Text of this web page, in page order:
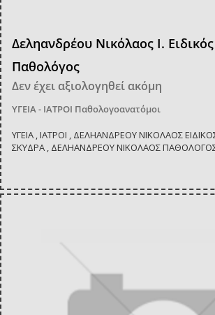
Δεληανδρέου Νικόλαος Ι. Ειδικός
Παθολόγος
Δεν έχει αξιολογηθεί ακόμη
ΥΓΕΙΑ - ΙΑΤΡΟΙ Παθολογοανατόμοι
ΥΓΕΙΑ , ΙΑΤΡΟΙ , ΔΕΛΗΑΝΔΡΕΟΥ ΝΙΚΟΛΑΟΣ
ΣΚΥΔΡΑ , ΔΕΛΗΑΝΔΡΕΟΥ ΝΙΚΟΛΑΟΣ